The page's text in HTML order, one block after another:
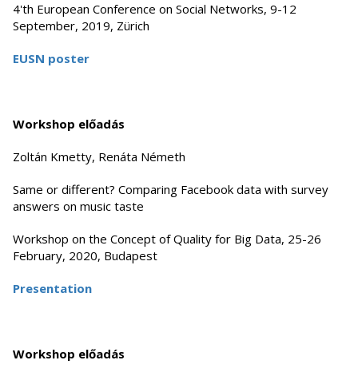
4'th European Conference on Social Networks, 9-12
September, 2019, Zürich
EUSN poster
Workshop előadás
Zoltán Kmetty, Renáta Németh
Same or different? Comparing Facebook data with survey
answers on music taste
Workshop on the Concept of Quality for Big Data, 25-26
February, 2020, Budapest
Presentation
Workshop előadás